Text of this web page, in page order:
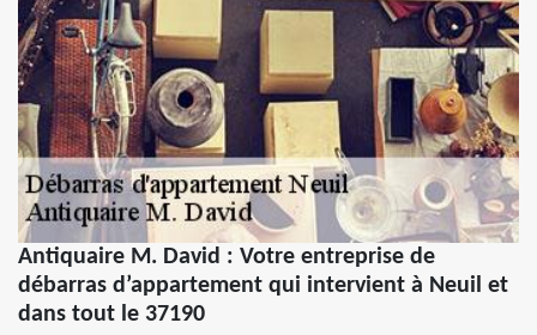
Antiquaire M. David : Votre entreprise de
débarras d’appartement qui intervient à Neuil et
dans tout le 37190